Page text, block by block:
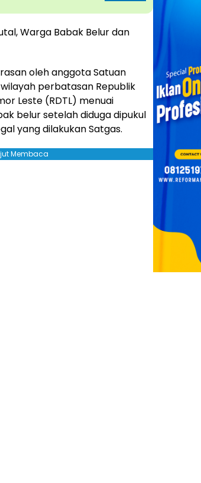
Warga Babak Belur dan
oleh anggota Satuan
perbatasan Republik
Leste (RDTL) menuai
belur setelah diduga dipukul
yang dilakukan Satgas.
Membaca